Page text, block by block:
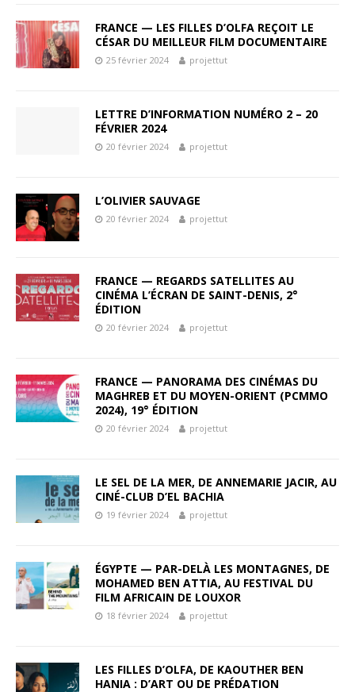
FRANCE — LES FILLES D’OLFA REÇOIT LE
CÉSAR DU MEILLEUR FILM DOCUMENTAIRE
25 février 2024 projettut
LETTRE D’INFORMATION NUMÉRO 2 – 20
FÉVRIER 2024
20 février 2024 projettut
L’OLIVIER SAUVAGE
20 février 2024 projettut
FRANCE — REGARDS SATELLITES AU
CINÉMA L’ÉCRAN DE SAINT-DENIS, 2°
ÉDITION
20 février 2024 projettut
FRANCE — PANORAMA DES CINÉMAS DU
MAGHREB ET DU MOYEN-ORIENT (PCMMO
2024), 19° ÉDITION
20 février 2024 projettut
LE SEL DE LA MER, DE ANNEMARIE JACIR, AU
CINÉ-CLUB D’EL BACHIA
19 février 2024 projettut
ÉGYPTE — PAR-DELÀ LES MONTAGNES, DE
MOHAMED BEN ATTIA, AU FESTIVAL DU
FILM AFRICAIN DE LOUXOR
18 février 2024 projettut
LES FILLES D’OLFA, DE KAOUTHER BEN
HANIA : D’ART OU DE PRÉDATION